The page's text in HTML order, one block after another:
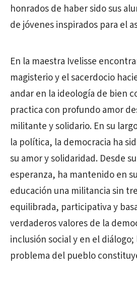
honrados de haber sido sus
de jóvenes inspirados para el
En la maestra Ivelisse
magisterio y el sacerdocio
andar en la ideología de bien
practica con profundo amor
militante y solidario. En su
la política, la democracia ha
su amor y solidaridad. Desde
esperanza, ha mantenido en
educación una militancia sin
equilibrada, participativa y
verdaderos valores de la
inclusión social y en el
problema del pueblo